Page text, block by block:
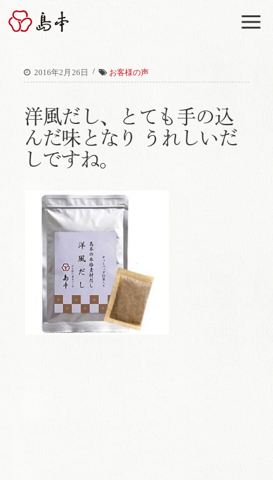
2016年2月26日 / お客様の声
洋風だし、とても手の込
んだ味となり うれしいだ
しですね。